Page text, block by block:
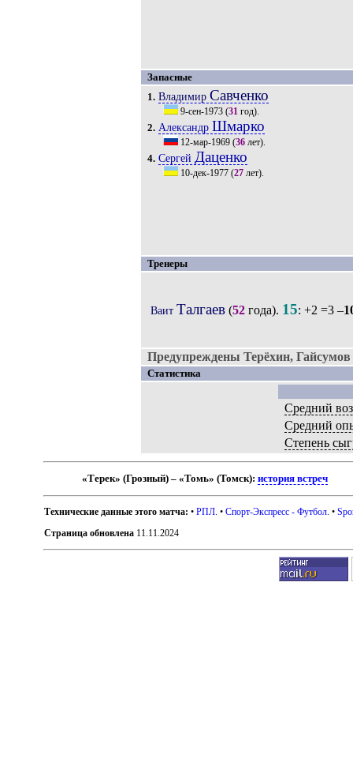
Запасные
1. Владимир Савченко
9-сен-1973(31год).
2. Александр Шмарко
12-мар-1969(36лет).
4. Сергей Даценко
10-дек-1977(27лет).
Тренеры
Ваит Талгаев(52года). 15: +2 =3 –
Предупреждены Терёхин,
Статистика
Средний
Средний
Степень
«Терек» (Грозный) – «Томь» (Томск):история встреч
Технические данные этого матча: •РПЛ . •Спорт-Экспресс - Футбол . •
Страница обновлена 11.11.2024